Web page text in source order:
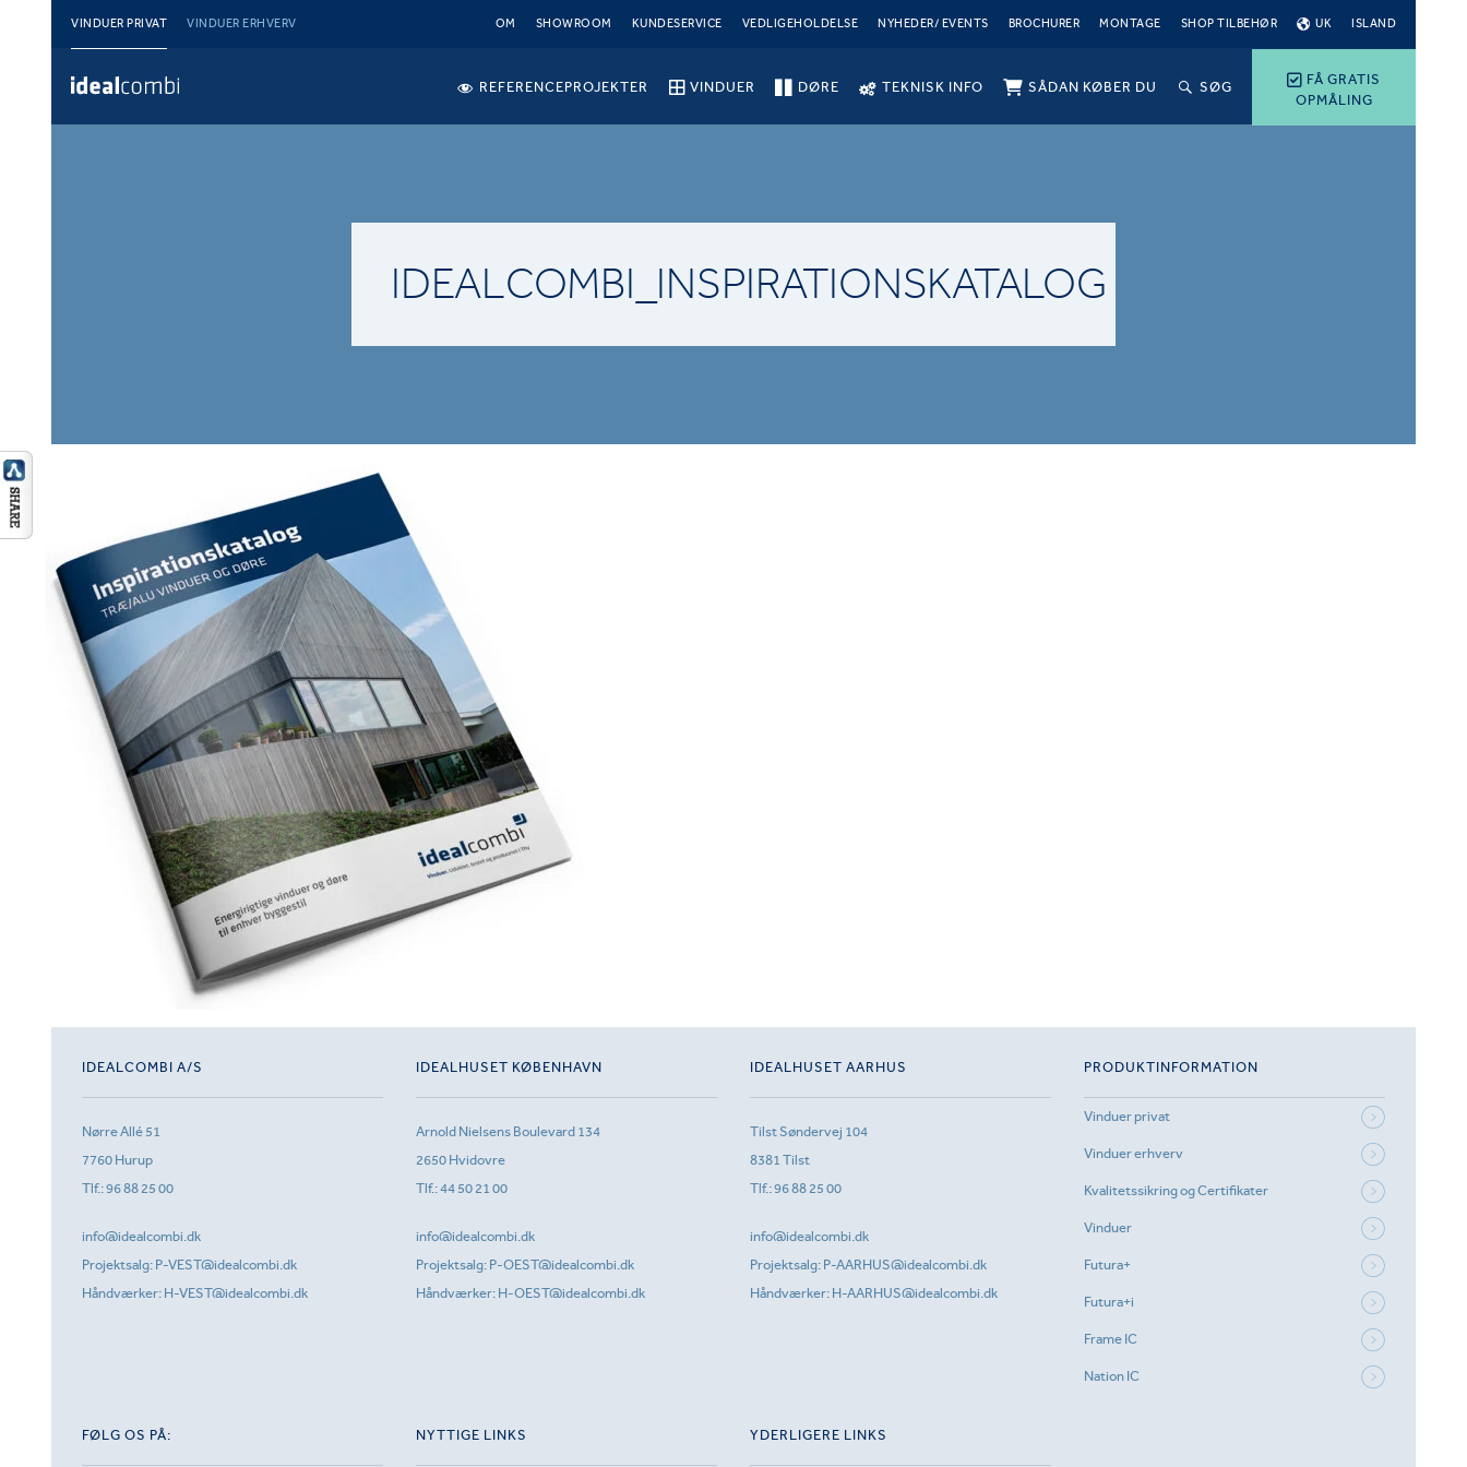
VINDUER PRIVAT VINDUER ERHVERV OM SHOWROOM KUNDESERVICE VEDLIGEHOLDELSE NYHEDER/ EVENTS BROCHURER MONTAGE SHOP TILBEHØR UK ISLAND
FÅ GRATIS
OPMÅLING
REFERENCEPROJEKTER VINDUER DØRE TEKNISK INFO SÅDAN KØBER DU SØG
IDEALCOMBI_INSPIRATIONSKATALOG
IDEALCOMBI A/S
Nørre Allé 51
7760 Hurup
Tlf.:96 88 25 00
info@idealcombi.dk
Projektsalg: P-VEST@idealcombi.dk
Håndværker: H-VEST@idealcombi.dk
IDEALHUSET KØBENHAVN
Arnold Nielsens Boulevard 134
2650 Hvidovre
Tlf.:44 50 21 00
info@idealcombi.dk
Projektsalg: P-OEST@idealcombi.dk
Håndværker: H-OEST@idealcombi.dk
IDEALHUSET AARHUS
Tilst Søndervej 104
8381 Tilst
Tlf.:96 88 25 00
info@idealcombi.dk
Projektsalg: P-AARHUS@idealcombi.dk
Håndværker: H-AARHUS@idealcombi.dk
PRODUKTINFORMATION
Vinduer privat
Vinduer erhverv
Kvalitetssikring og Certifikater
Vinduer
Futura+
Futura+i
Frame IC
Nation IC
FØLG OS PÅ: NYTTIGE LINKS YDERLIGERE LINKS